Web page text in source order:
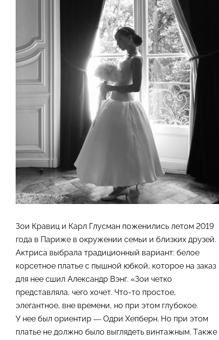
Зои Кравиц и Карл Глусман поженились летом 2019
года в Париже в окружении семьи и близких друзей.
Актриса выбрала традиционный вариант: белое
корсетное платье с пышной юбкой, которое на заказ
для нее сшил Александр Вэнг. «Зои четко
представляла, чего хочет. Что-то простое,
элегантное, вне времени, но при этом глубокое.
У нее был ориентир — Одри Хепберн. Но при этом
платье не должно было выглядеть винтажным. Также